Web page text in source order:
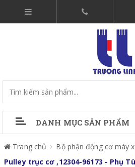
DANH MỤC SẢN PHẨM
Trang chủ
Bộ phận động cơ máy
Pulley trục cơ ,12304-96173 - Phụ